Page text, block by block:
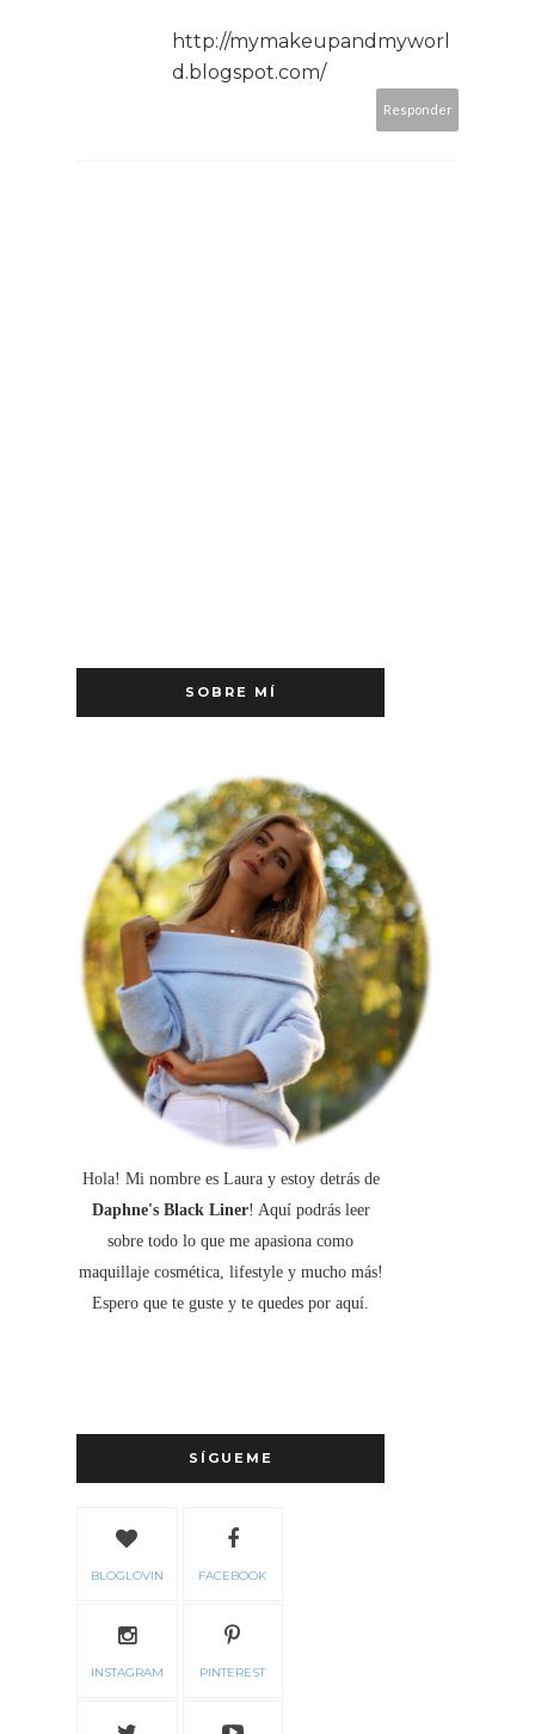
http://mymakeupandmyworl
d.blogspot.com/
Responder
SOBRE MÍ
Hola! Mi nombre es Laura y estoy detrás de
Daphne's Black Liner! Aquí podrás leer
sobre todo lo que me apasiona como
maquillaje cosmética, lifestyle y mucho más!
Espero que te guste y te quedes por aquí.
SÍGUEME
BLOGLOVIN FACEBOOK
INSTAGRAM PINTEREST